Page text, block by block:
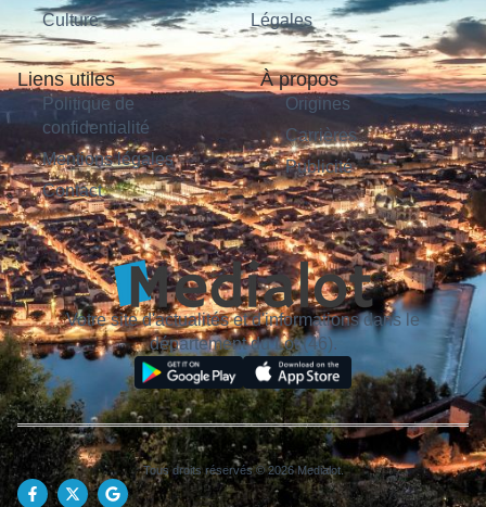
Culture
Légales
Liens utiles
Politique de
confidentialité
Mentions légales
Contact
À propos
Origines
Carrières
Publicité
Votre site d'actualités et d'informations dans le
département du Lot (46).
Tous droits réservés © 2026 Medialot.